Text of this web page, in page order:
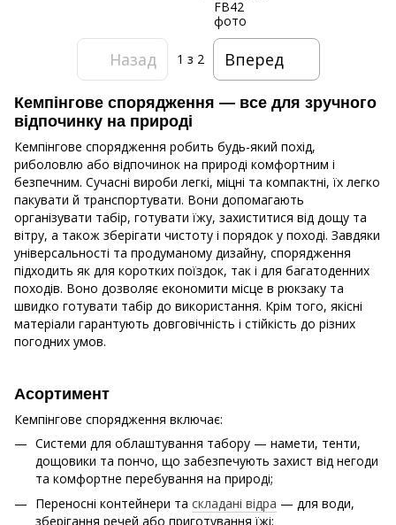
Назад 1 з 2 Вперед
Кемпінгове спорядження — все для зручного
відпочинку на природі
Кемпінгове спорядження робить будь-який похід,
риболовлю або відпочинок на природі комфортним і
безпечним. Сучасні вироби легкі, міцні та компактні, їх легко
пакувати й транспортувати. Вони допомагають
організувати табір, готувати їжу, захиститися від дощу та
вітру, а також зберігати чистоту і порядок у поході. Завдяки
універсальності та продуманому дизайну, спорядження
підходить як для коротких поїздок, так і для багатоденних
походів. Воно дозволяє економити місце в рюкзаку та
швидко готувати табір до використання. Крім того, якісні
матеріали гарантують довговічність і стійкість до різних
погодних умов.
Асортимент
Кемпінгове спорядження включає:
Системи для облаштування табору — намети, тенти,
дощовики та пончо, що забезпечують захист від негоди
та комфортне перебування на природі;
Переносні контейнери та складані відра — для води,
зберігання речей або приготування їжі;